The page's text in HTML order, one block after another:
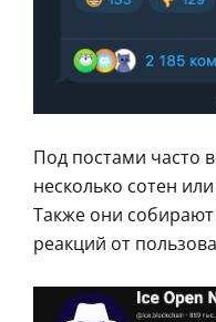
Под постами часто
несколько сотен
Также они
реакций от